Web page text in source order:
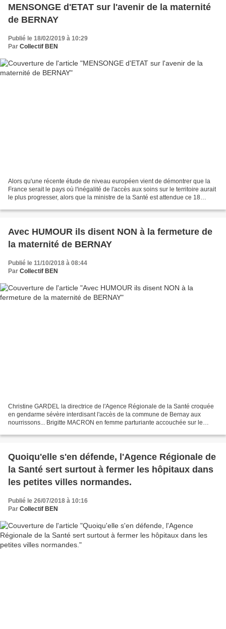
MENSONGE d'ETAT sur l'avenir de la maternité
de BERNAY
Publié le 18/02/2019 à 10:29
Par Collectif BEN
Alors qu'une récente étude de niveau européen vient de démontrer que la
France serait le pays où l'inégalité de l'accès aux soins sur le territoire aurait
le plus progresser, alors que la ministre de la Santé est attendue ce 18
Avec HUMOUR ils disent NON à la fermeture de
la maternité de BERNAY
Publié le 11/10/2018 à 08:44
Par Collectif BEN
Christine GARDEL la directrice de l'Agence Régionale de la Santé croquée
en gendarme sévère interdisant l'accès de la commune de Bernay aux
nourrissons... Brigitte MACRON en femme parturiante accouchée sur le
Quoiqu'elle s'en défende, l'Agence Régionale de
la Santé sert surtout à fermer les hôpitaux dans
les petites villes normandes.
Publié le 26/07/2018 à 10:16
Par Collectif BEN